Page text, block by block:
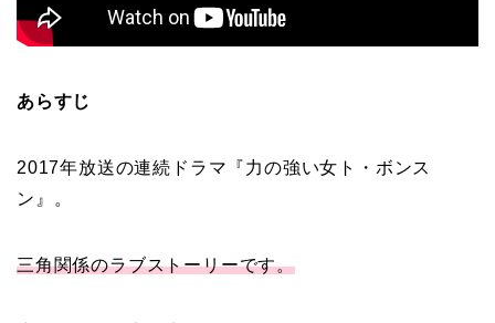
あらすじ
2017年放送の連続ドラマ『力の強い女ト・ボンス
ン』。
三角関係のラブストーリーです。